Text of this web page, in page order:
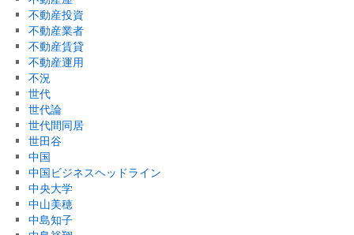
不動産投資
不動産業者
不動産賃貸
不動産運用
不況
世代
世代論
世代間同居
世田谷
中国
中国ビジネスヘッドライン
中央大学
中山美穂
中島知子